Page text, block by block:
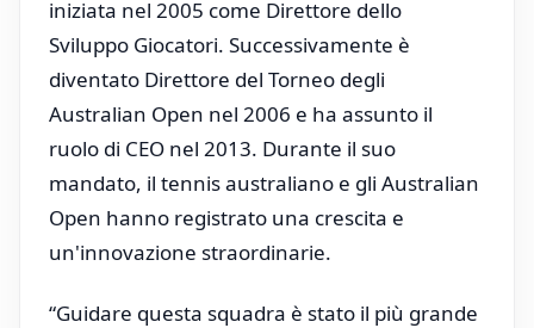
iniziata nel 2005 come Direttore dello
Sviluppo Giocatori. Successivamente è
diventato Direttore del Torneo degli
Australian Open nel 2006 e ha assunto il
ruolo di CEO nel 2013. Durante il suo
mandato, il tennis australiano e gli Australian
Open hanno registrato una crescita e
un'innovazione straordinarie.
“Guidare questa squadra è stato il più grande